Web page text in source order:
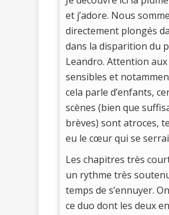
et j’adore. Nous
directement plongés
dans la disparition du
Leandro. Attention aux
sensibles et
cela parle d’enfants,
scènes (bien que
brèves) sont atroces,
eu le cœur qui se
Les chapitres très
un rythme très
temps de s’ennuyer.
ce duo dont les deux